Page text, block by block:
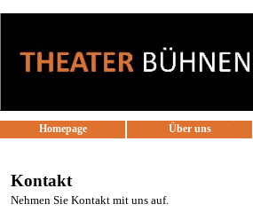
Homepage Über uns
Kontakt
Nehmen Sie Kontakt mit uns auf.